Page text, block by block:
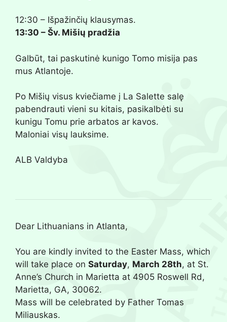
12:30 – Išpažinčių klausymas.
13:30 – Šv. Mišių pradžia
Galbūt, tai paskutinė kunigo Tomo misija pas
mus Atlantoje.
Po Mišių visus kviečiame į La Salette salę
pabendrauti vieni su kitais, pasikalbėti su
kunigu Tomu prie arbatos ar kavos.
Maloniai visų lauksime.
ALB Valdyba
Dear Lithuanians in Atlanta,
You are kindly invited to the Easter Mass, which
will take place on Saturday, March 28th, at St.
Anne’s Church in Marietta at 4905 Roswell Rd,
Marietta, GA, 30062.
Mass will be celebrated by Father Tomas
Miliauskas.